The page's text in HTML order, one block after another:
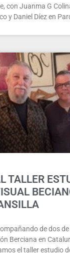
con Juanma G
y Daniel Díez en
TALLER
de dos
Berciana en
el taller estudio